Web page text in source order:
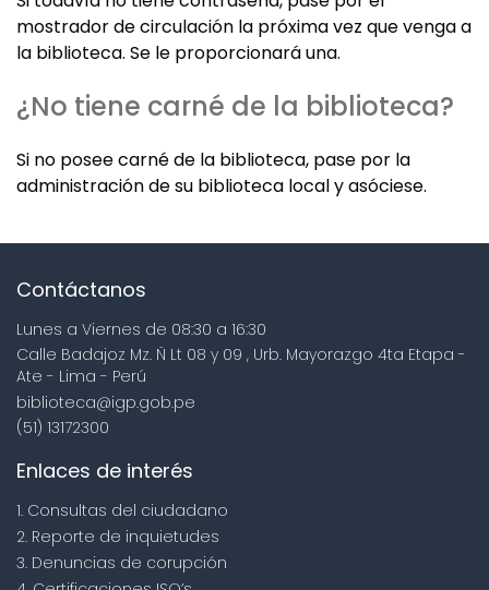
mostrador de circulación la próxima vez que venga a
la biblioteca. Se le proporcionará una.
¿No tiene carné de la biblioteca?
Si no posee carné de la biblioteca, pase por la
administración de su biblioteca local y asóciese.
Contáctanos
Lunes a Viernes de 08:30 a 16:30
Calle Badajoz Mz. Ñ Lt 08 y 09 , Urb. Mayorazgo 4ta Etapa -
Ate - Lima - Perú
biblioteca@igp.gob.pe
(51) 13172300
Enlaces de interés
1. Consultas del ciudadano
2. Reporte de inquietudes
3. Denuncias de corupción